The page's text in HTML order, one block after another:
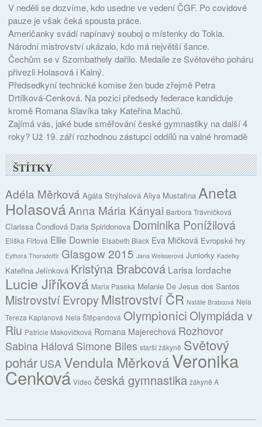
V neděli se dozvíme, kdo usedne ve vedení ČGF. Po covidové
pauze je však čeká spousta práce.
Američanky svádí napínavý souboj o místenky do Tokia.
Národní mistrovství ukázalo, kdo má největší šance.
Čechům se v Szombathely dařilo. Medaile ze Světového poháru
přivezli Holasová i Kalný.
Předsedkyní technické komise žen bude zřejmě Petra
Drtílková-Cenková. Na pozici předsedy federace kandiduje
kromě Romana Slavíka taky Kateřina Machů.
Zajímá vás, jaké bude směřování české gymnastiky na další 4
roky? Už 19. září rozhodnou zástupci oddílů na valné hromadě
ŠTÍTKY
Adéla Měrková Agáta Strýhalová Aliya Mustafina Aneta
HolasováAnna Mária Kányai Barbora Trávničková
Clarissa Čondlová Daria Spiridonova Dominika Ponížilová
Eliška Fiřtová Ellie Downie Elsabeth Black Eva Mičková Evropské hry
Eythora Thorsdottir Glasgow 2015 Jana Weisserová Juniorky Kadetky
Kateřina Jelínková Kristýna Brabcová Larisa Iordache
Lucie Jiříková Maria Paseka Melanie De Jesus dos Santos
Mistrovství Evropy Mistrovství ČR Natálie Brabcová Nela
Tereza Kaplanová Nela Štěpandová OlympioniciOlympiáda v
Riu Patricie Makovičková Romana Majerechová Rozhovor
Sabina HálováSimone Biles starší žákyně Světový
pohárUSA Vendula MěrkováVeronika
Cenková Video česká gymnastika žákyně A